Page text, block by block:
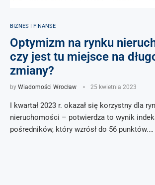
BIZNES I FINANSE
Optymizm na rynku
czy jest tu miejsce na
zmiany?
by Wiadomości Wrocław 25 kwietnia 2023
I kwartał 2023 r. okazał się korzystny dla
nieruchomości – potwierdza to wynik
pośredników, który wzrósł do 56 punktów.…